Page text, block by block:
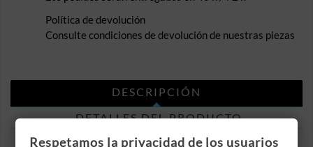
Política de devolución
Consulte condiciones de devolución de nuestras piezas
DESCRIPCIÓN
DETALLES DEL PRODUCTO
Respetamos la privacidad de los usuarios